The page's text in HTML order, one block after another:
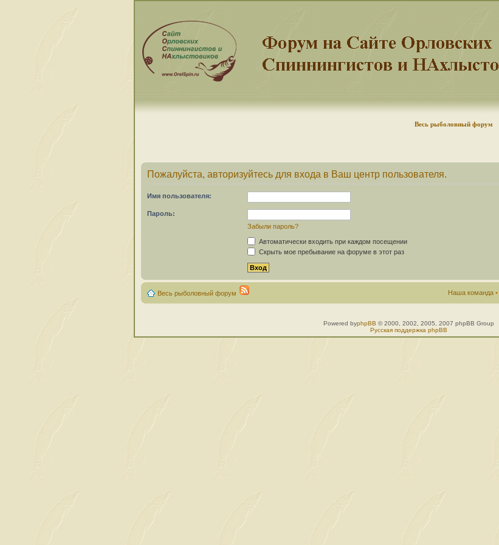
Весь рыболовный форум
Пожалуйста, авторизуйтесь для входа в Ваш центр пользователя.
Имя пользователя:
Пароль:
Забыли пароль?
Автоматически входить при каждом посещении
Скрыть мое пребывание на форуме в этот раз
Весь рыболовный форум Наша команда •
Powered byphpBB © 2000, 2002, 2005, 2007 phpBB Group
Русская поддержка phpBB